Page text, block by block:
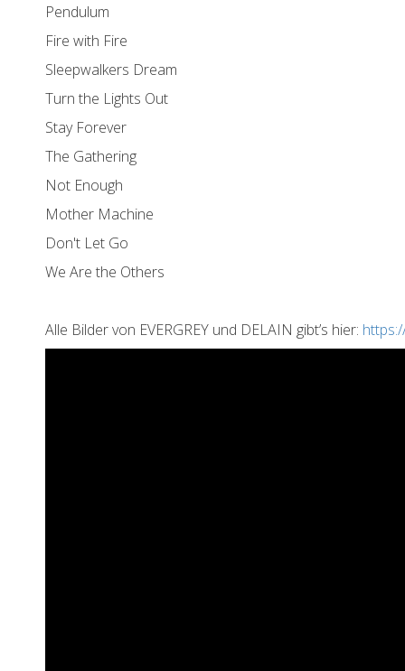
Pendulum
Fire with Fire
Sleepwalkers Dream
Turn the Lights Out
Stay Forever
The Gathering
Not Enough
Mother Machine
Don't Let Go
We Are the Others
Alle Bilder von EVERGREY und DELAIN gibt’s hier: